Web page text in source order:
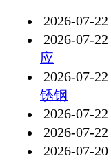
2026-07-22
2026-07-22
应
2026-07-22
锈钢
2026-07-22
2026-07-22
2026-07-20